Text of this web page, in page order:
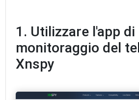
1. Utilizzare l'app di
monitoraggio del
Xnspy